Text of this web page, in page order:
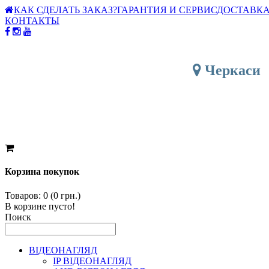
КАК СДЕЛАТЬ ЗАКАЗ?ГАРАНТИЯ И СЕРВИС
КОНТАКТЫ
Черкаси
Корзина покупок
Товаров: 0 (0 грн.)
В корзине пусто!
Поиск
ВІДЕОНАГЛЯД
IP ВІДЕОНАГЛЯД